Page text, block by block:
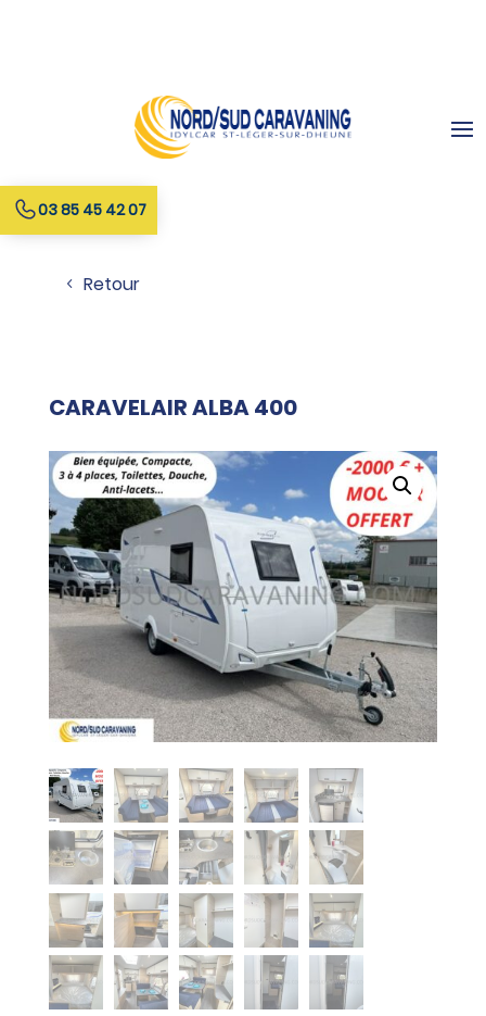
03 85 45 42 07
Retour
CARAVELAIR ALBA 400